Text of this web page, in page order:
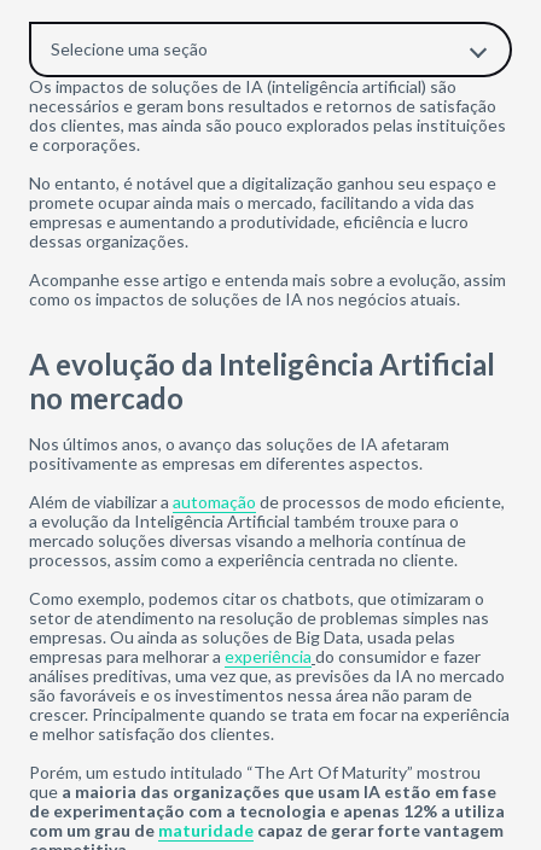
Selecione uma seção
Os impactos de soluções de IA (inteligência artificial) são
necessários e geram bons resultados e retornos de satisfação
dos clientes, mas ainda são pouco explorados pelas instituições
e corporações.
No entanto, é notável que a digitalização ganhou seu espaço e
promete ocupar ainda mais o mercado, facilitando a vida das
empresas e aumentando a produtividade, eficiência e lucro
dessas organizações.
Acompanhe esse artigo e entenda mais sobre a evolução, assim
como os impactos de soluções de IA nos negócios atuais.
A evolução da Inteligência Artificial
no mercado
Nos últimos anos, o avanço das soluções de IA afetaram
positivamente as empresas em diferentes aspectos.
Além de viabilizar a automação de processos de modo eficiente,
a evolução da Inteligência Artificial também trouxe para o
mercado soluções diversas visando a melhoria contínua de
processos, assim como a experiência centrada no cliente.
Como exemplo, podemos citar os chatbots, que otimizaram o
setor de atendimento na resolução de problemas simples nas
empresas. Ou ainda as soluções de Big Data, usada pelas
empresas para melhorar a experiência do consumidor e fazer
análises preditivas, uma vez que, as previsões da IA no mercado
são favoráveis e os investimentos nessa área não param de
crescer. Principalmente quando se trata em focar na experiência
e melhor satisfação dos clientes.
Porém, um estudo intitulado “The Art Of Maturity” mostrou
que a maioria das organizações que usam IA estão em fase
de experimentação com a tecnologia e apenas 12% a utiliza
com um grau de maturidade capaz de gerar forte vantagem